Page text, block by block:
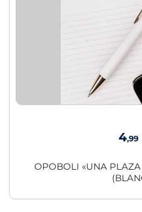
4,99
OPOBOLI «UNA